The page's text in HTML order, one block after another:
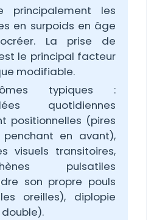
principalement les
en surpoids en âge
La prise de
le principal facteur
modifiable.
typiques :
quotidiennes
positionnelles (pires
en avant),
visuels transitoires,
pulsatiles
son propre pouls
oreilles), diplopie